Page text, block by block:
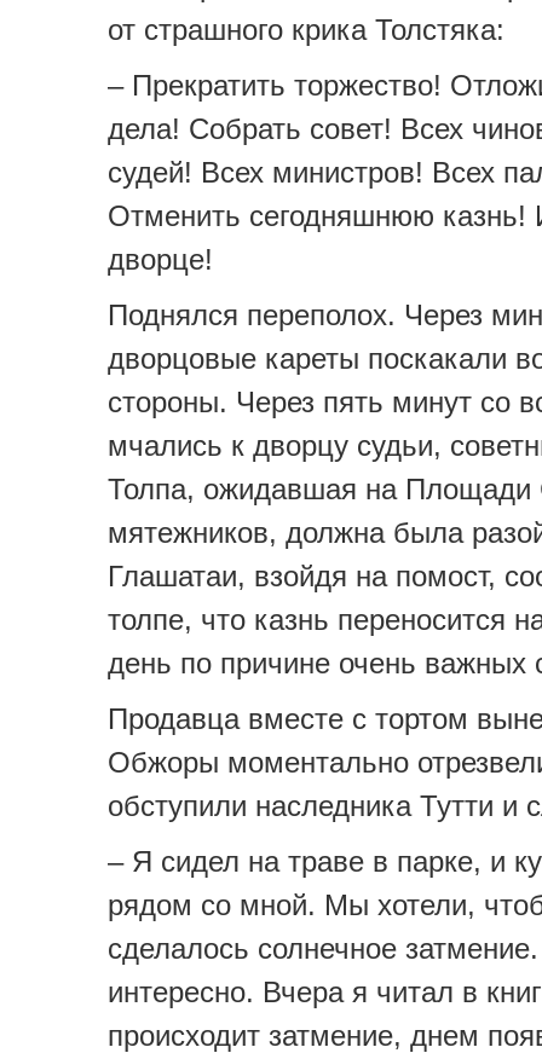
от страшного крика Толстяка:
– Прекратить торжество!
дела! Собрать совет! Всех
судей! Всех министров! Всех
Отменить сегодняшнюю казнь!
дворце!
Поднялся переполох. Через
дворцовые кареты поскакали
стороны. Через пять минут со
мчались к дворцу судьи,
Толпа, ожидавшая на Площади
мятежников, должна была
Глашатаи, взойдя на помост,
толпе, что казнь переносится
день по причине очень важных
Продавца вместе с тортом
Обжоры моментально
обступили наследника Тутти и
– Я сидел на траве в парке, и
рядом со мной. Мы хотели,
сделалось солнечное
интересно. Вчера я читал в
происходит затмение, днем